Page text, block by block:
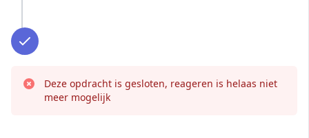
Deze opdracht is gesloten, reageren is helaas niet
meer mogelijk